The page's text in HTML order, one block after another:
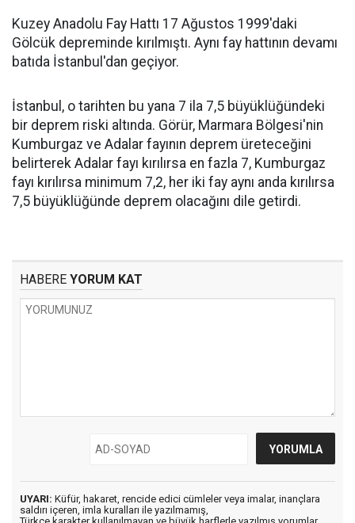
Kuzey Anadolu Fay Hattı 17 Ağustos 1999'daki
Gölcük depreminde kırılmıştı. Aynı fay hattının devamı
batıda İstanbul'dan geçiyor.
İstanbul, o tarihten bu yana 7 ila 7,5 büyüklüğündeki
bir deprem riski altında. Görür, Marmara Bölgesi'nin
Kumburgaz ve Adalar fayının deprem üreteceğini
belirterek Adalar fayı kırılırsa en fazla 7, Kumburgaz
fayı kırılırsa minimum 7,2, her iki fay aynı anda kırılırsa
7,5 büyüklüğünde deprem olacağını dile getirdi.
HABERE YORUM KAT
UYARI: Küfür, hakaret, rencide edici cümleler veya imalar, inançlara
saldırı içeren, imla kuralları ile yazılmamış,